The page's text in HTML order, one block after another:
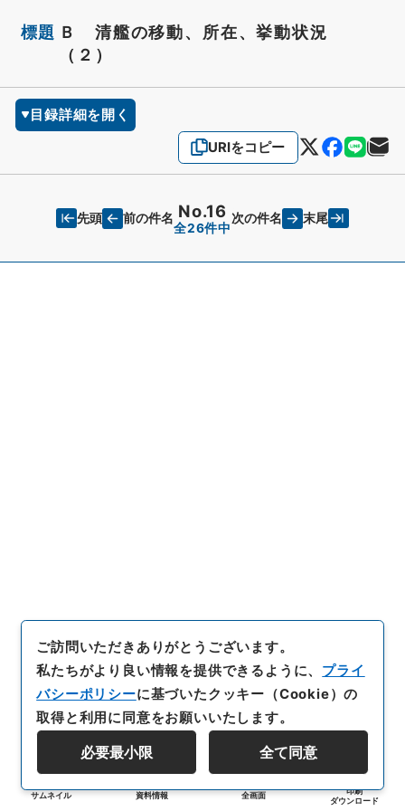
標題 Ｂ 清艦の移動、所在、挙動状況
（２）
目録詳細を開く
URIをコピー
先頭 前の件名 No.16
全26件中
次の件名 末尾
サムネイル 資料情報 全画面
印刷
ダウンロード
ご訪問いただきありがとうございます。
私たちがより良い情報を提供できるように、 プライ
バシーポリシーに基づいたクッキー（Cookie）の
取得と利用に同意をお願いいたします。
必要最小限 全て同意